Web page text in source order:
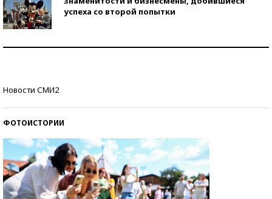
успеха со второй попытки
Новости СМИ2
ФОТОИСТОРИИ